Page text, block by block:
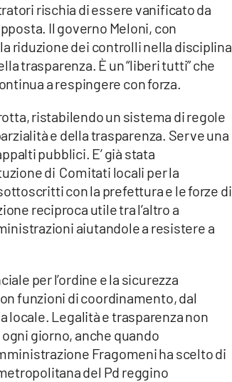
rischia di essere vanificato da
Il governo Meloni, con
riduzione dei controlli nella disciplina
trasparenza. È un “liberi tutti” che
a respingere con forza.
ristabilendo un sistema di regole
e della trasparenza. Serve una
pubblici. E’ già stata
di Comitati locali per la
con la prefettura e le forze di
reciproca utile tra l’altro a
aiutandole a resistere a
per l’ordine e la sicurezza
funzioni di coordinamento, dal
locale. Legalità e trasparenza non
giorno, anche quando
Fragomeni ha scelto di
del Pd reggino